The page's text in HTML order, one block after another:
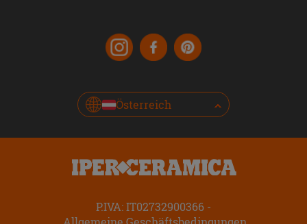
Österreich
P.IVA: IT02732900366